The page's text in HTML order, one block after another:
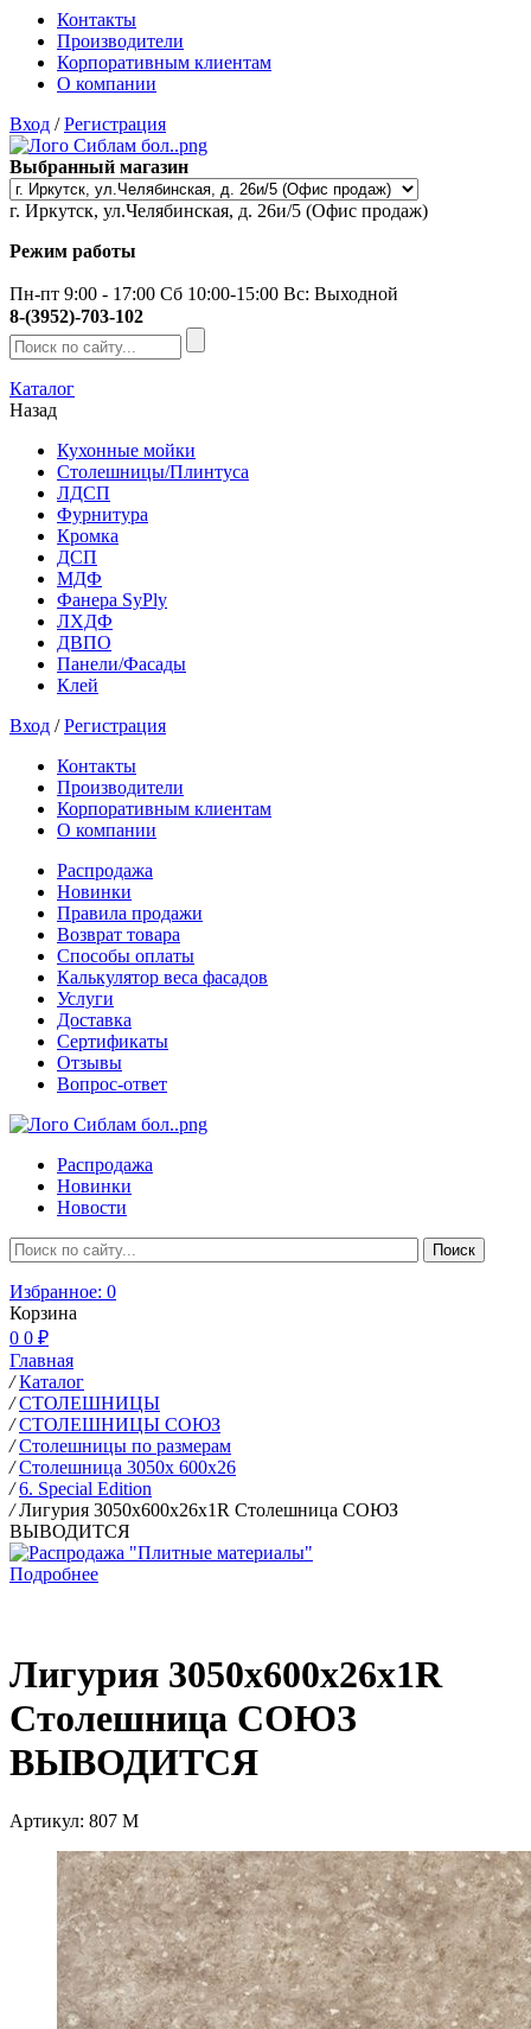
Контакты
Производители
Корпоративным клиентам
О компании
Вход /Регистрация
Выбранный магазин
г. Иркутск, ул.Челябинская, д. 26и/5 (Офис продаж)
Режим работы
Пн-пт 9:00 - 17:00 Сб 10:00-15:00 Вс: Выходной
8-(3952)-703-102
Каталог
Назад
Кухонные мойки
Столешницы/Плинтуса
ЛДСП
Фурнитура
Кромка
ДСП
МДФ
Фанера SyPly
ЛХДФ
ДВПО
Панели/Фасады
Клей
Вход /Регистрация
Контакты
Производители
Корпоративным клиентам
О компании
Распродажа
Новинки
Правила продажи
Возврат товара
Способы оплаты
Калькулятор веса фасадов
Услуги
Доставка
Сертификаты
Отзывы
Вопрос-ответ
Распродажа
Новинки
Новости
Избранное: 0
Корзина
0 0 ₽
Главная
/ Каталог
/ СТОЛЕШНИЦЫ
/ СТОЛЕШНИЦЫ СОЮЗ
/ Столешницы по размерам
/ Столешница 3050х 600х26
/ 6. Special Edition
/ Лигурия 3050х600х26х1R Столешница СОЮЗ
ВЫВОДИТСЯ
Подробнее
Лигурия 3050х600х26х1R
Столешница СОЮЗ
ВЫВОДИТСЯ
Артикул: 807 М